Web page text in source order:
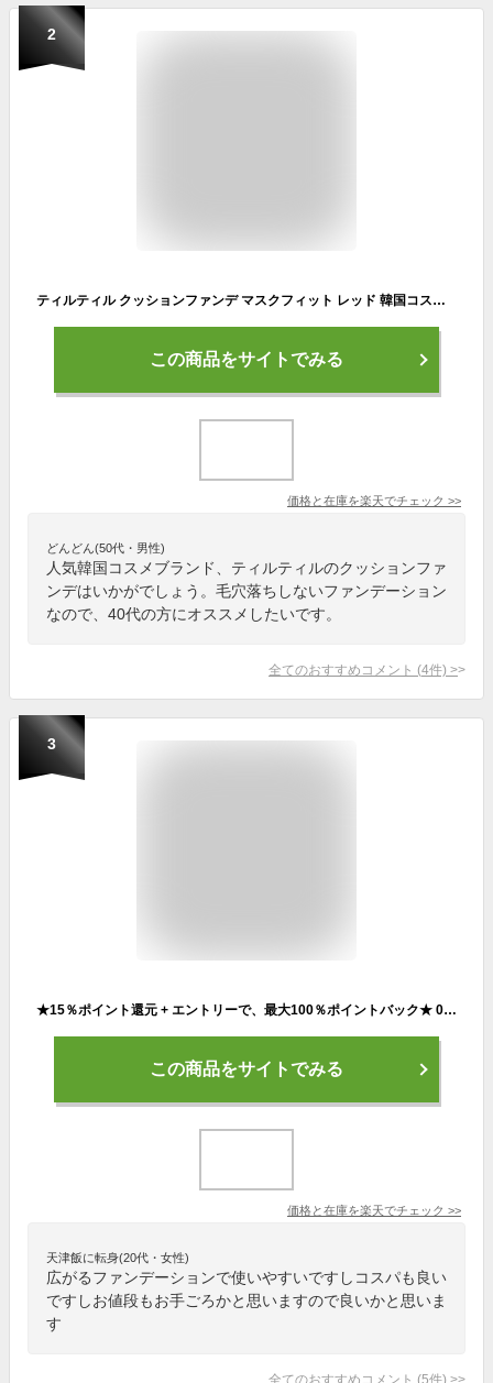
2
ティルティル クッションファンデ マスクフィット レッド 韓国コスメ ファンデーション崩れ知らず 美白 うるおい 保湿 ハリ ツヤ カバー力 毛穴 皮脂 シミ シワ ほうれい線 肝斑 唇
この商品をサイトでみる
価格と在庫を楽天でチェック >>
どんどん(50代・男性)
人気韓国コスメブランド、ティルティルのクッションファ
ンデはいかがでしょう。毛穴落ちしないファンデーション
なので、40代の方にオススメしたいです。
全てのおすすめコメント (4件) >
3
★15％ポイント還元 + エントリーで、最大100％ポイントバック★ 08/11 01:59まで！【TIRTIR公式】マスクフィットミニクッション5種[レッド/オールカバー/オーラ/マスクフィット/クールサン] MINI 4.5g クッションファンデ / 韓国コスメ
この商品をサイトでみる
価格と在庫を楽天でチェック >>
天津飯に転身(20代・女性)
広がるファンデーションで使いやすいですしコスパも良い
ですしお値段もお手ごろかと思いますので良いかと思いま
す
全てのおすすめコメント (5件) >